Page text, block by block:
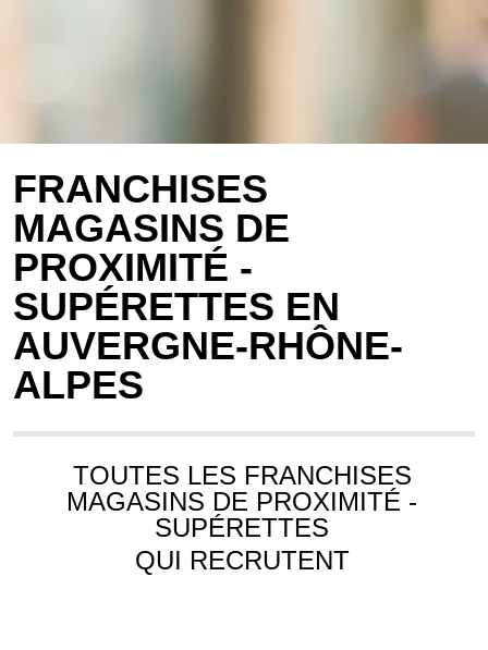
FRANCHISES
MAGASINS DE
PROXIMITÉ -
SUPÉRETTES EN
AUVERGNE-RHÔNE-
ALPES
TOUTES LES FRANCHISES
MAGASINS DE PROXIMITÉ -
SUPÉRETTES
QUI RECRUTENT